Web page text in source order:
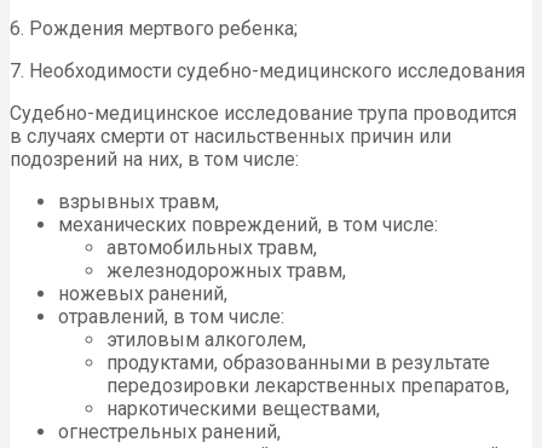
6. Рождения мертвого ребенка;
7. Необходимости судебно-медицинского исследования
Судебно-медицинское исследование трупа проводится
в случаях смерти от насильственных причин или
подозрений на них, в том числе:
взрывных травм,
механических повреждений, в том числе:
автомобильных травм,
железнодорожных травм,
ножевых ранений,
отравлений, в том числе:
этиловым алкоголем,
продуктами, образованными в результате
передозировки лекарственных препаратов,
наркотическими веществами,
огнестрельных ранений,